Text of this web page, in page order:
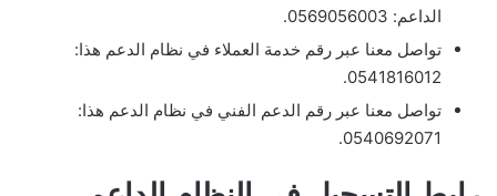
الداعم: 0569056003.
تواصل معنا عبر رقم خدمة العملاء في نظام الدعم هذا:
0541816012.
تواصل معنا عبر رقم الدعم الفني في نظام الدعم هذا:
0540692071.